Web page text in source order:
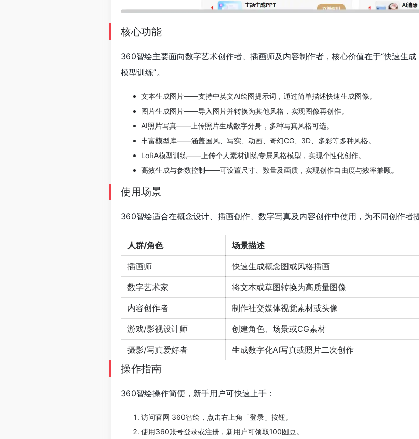
核心功能
360智绘主要面向数字艺术创作者、插画师及内容制作者，核心价值在于“快速生
模型训练”。
文本生成图片——支持中英文AI绘图提示词，通过简单描述快速生成图像。
图片生成图片——导入图片并转换为其他风格，实现图像再创作。
AI照片写真——上传照片生成数字分身，多种写真风格可选。
丰富模型库——涵盖国风、写实、动画、奇幻CG、3D、多彩等多种风格。
LoRA模型训练——上传个人素材训练专属风格模型，实现个性化创作。
高效生成与参数控制——可设置尺寸、数量及画质，实现创作自由度与效率兼顾。
使用场景
360智绘适合在概念设计、插画创作、数字写真及内容创作中使用，为不同创作者
人群/角色 场景描述
插画师 快速生成概念图或风格插画
数字艺术家 将文本或草图转换为高质量图像
内容创作者 制作社交媒体视觉素材或头像
游戏/影视设计师 创建角色、场景或CG素材
摄影/写真爱好者 生成数字化AI写真或照片二次创作
操作指南
360智绘操作简便，新手用户可快速上手：
访问官网 360智绘，点击右上角「登录」按钮。
使用360账号登录或注册，新用户可领取100图豆。